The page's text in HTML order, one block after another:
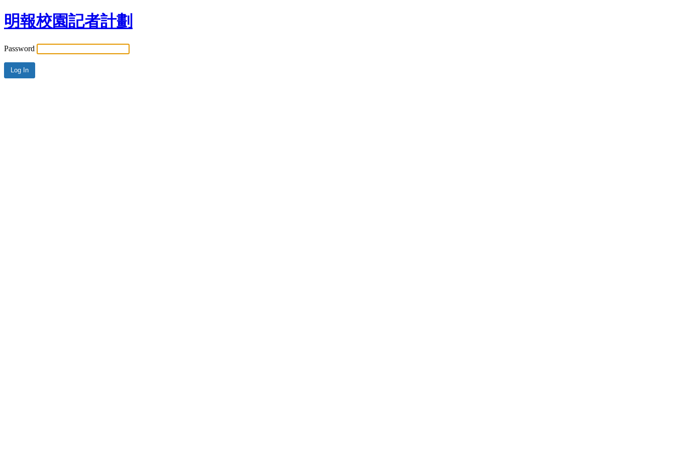
明報校園記者計劃
Password